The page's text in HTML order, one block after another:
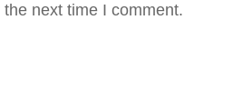
next time I comment.